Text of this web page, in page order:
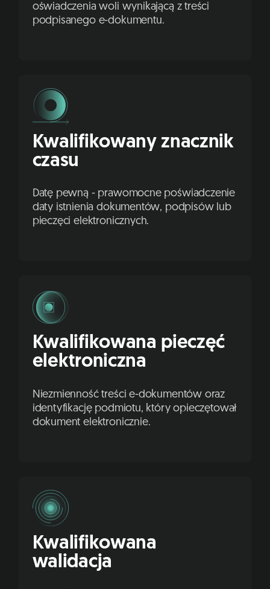
oświadczenia woli wynikającą z treści
podpisanego e-dokumentu.
Kwalifikowany znacznik
czasu
Datę pewną - prawomocne poświadczenie
daty istnienia dokumentów, podpisów lub
pieczęci elektronicznych.
Kwalifikowana pieczęć
elektroniczna
Niezmienność treści e-dokumentów oraz
identyfikację podmiotu, który opieczętował
dokument elektronicznie.
Kwalifikowana
walidacja